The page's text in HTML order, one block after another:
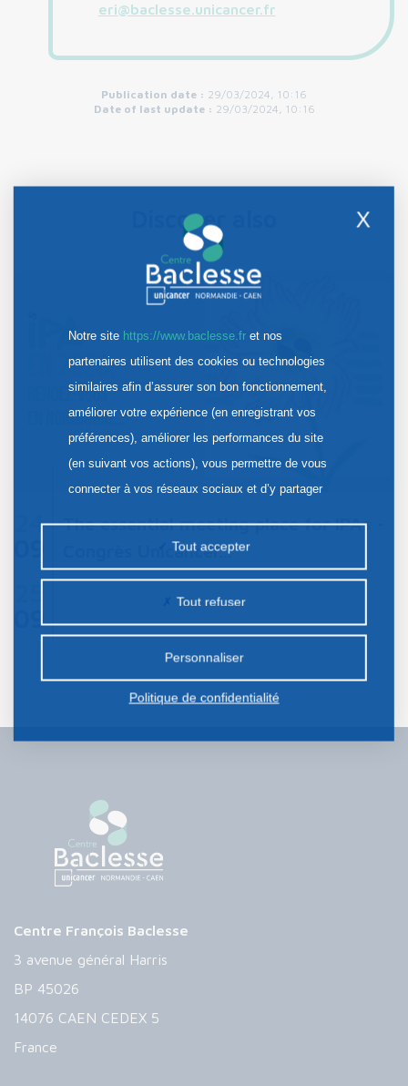
eri@baclesse.unicancer.fr
Publication date : 29/03/2024, 10:16
Date of last update : 29/03/2024, 10:16
Discover also
24
09
The essential meeting place for IPAs -
Congrès Unicancer...
Centre François Baclesse
3 avenue général Harris
BP 45026
14076 CAEN CEDEX 5
France
X
Notre site https://www.baclesse.fret nos
partenaires utilisent des cookies ou technologies
similaires afin d’assurer son bon fonctionnement,
améliorer votre expérience (en enregistrant vos
préférences), améliorer les performances du site
(en suivant vos actions), vous permettre de vous
connecter à vos réseaux sociaux et d’y partager
la publicité personnalisée sur notre site ou ceux de
nos partenaires. Certains traceurs non classés
préalable.
Tout accepter
Tout refuser
Personnaliser
Politique de confidentialité